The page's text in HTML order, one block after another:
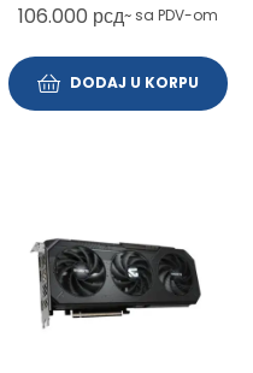
20G) grafička karta
106.000 рсд~ sa PDV-om
DODAJ U KORPU